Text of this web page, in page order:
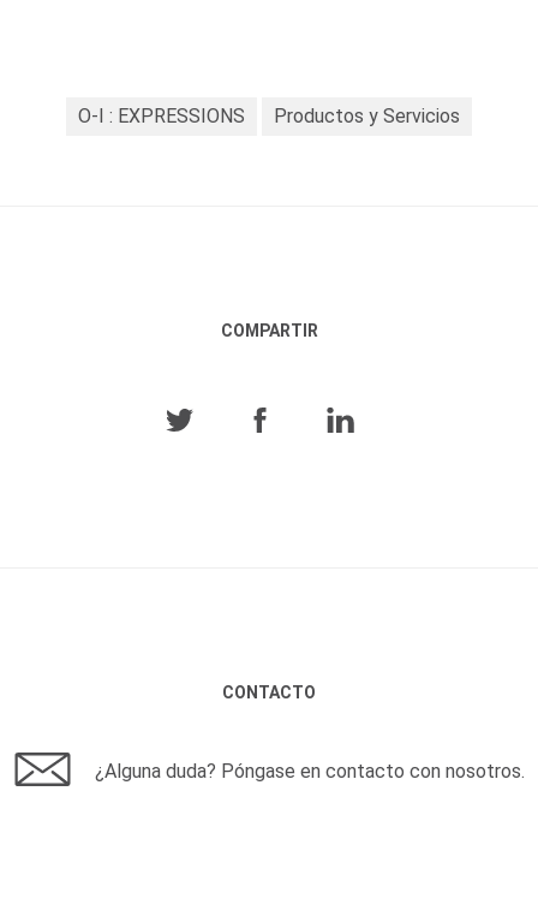
O-I : EXPRESSIONS Productos y Servicios
COMPARTIR
CONTACTO
¿Alguna duda? Póngase en contacto con nosotros.